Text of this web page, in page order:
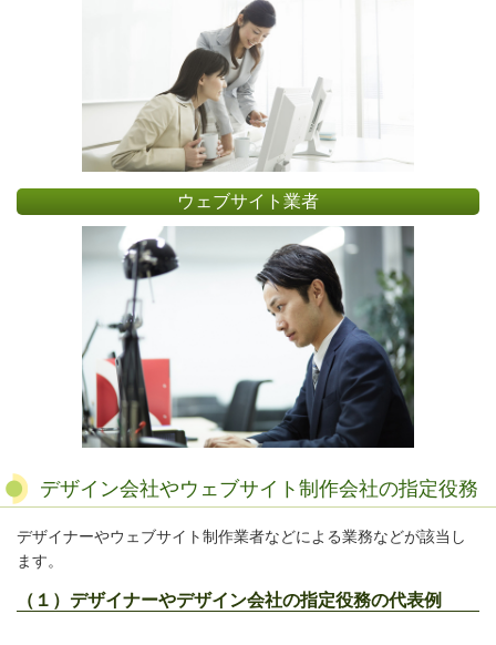
ウェブサイト業者
デザイン会社やウェブサイト制作会社の指定役務
デザイナーやウェブサイト制作業者などによる業務などが該当し
ます。
（１）デザイナーやデザイン会社の指定役務の代表例